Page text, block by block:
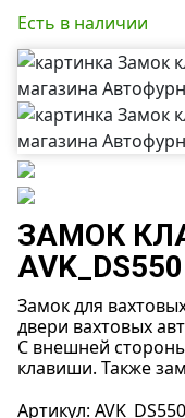
Есть в наличии
ЗАМОК
Замок для
двери вахтовых
С внешней
клавиши. Также
Артикул: